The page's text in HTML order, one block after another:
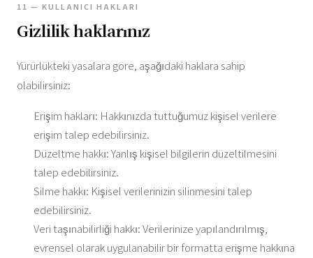
11 — KULLANICI HAKLARI
Gizlilik haklarınız
Yürürlükteki yasalara göre, aşağıdaki haklara sahip
olabilirsiniz:
Erişim hakları: Hakkınızda tuttuğumuz kişisel verilere
erişim talep edebilirsiniz.
Düzeltme hakkı: Yanlış kişisel bilgilerin düzeltilmesini
talep edebilirsiniz.
Silme hakkı: Kişisel verilerinizin silinmesini talep
edebilirsiniz.
Veri taşınabilirliği hakkı: Verilerinize yapılandırılmış,
evrensel olarak uygulanabilir bir formatta erişme hakkına